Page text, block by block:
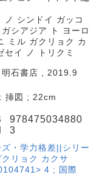
ノ シンドイ ガッコ
シアジア ト ヨーロ
ミル ガクリョク カ
セイ ノ トリクミ
石書店 , 2019.9
挿図 ; 22cm
978475034880
3
ズ・学力格差||シリー
クリョク カクサ
4 ; 国際